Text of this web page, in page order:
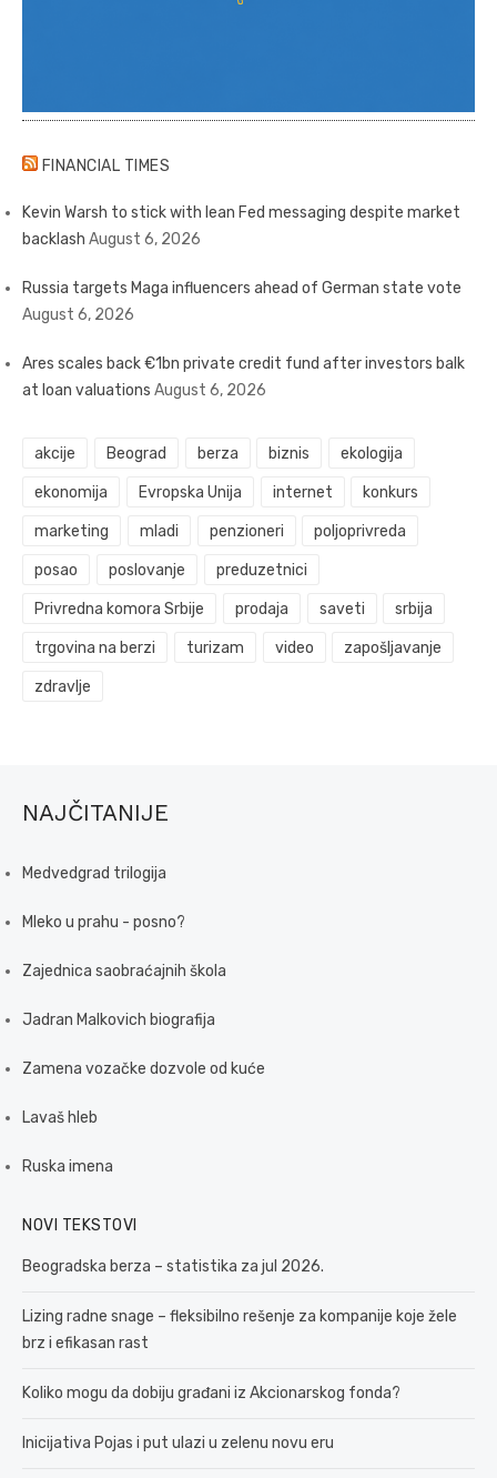
FINANCIAL TIMES
Kevin Warsh to stick with lean Fed messaging despite market
backlash August 6, 2026
Russia targets Maga influencers ahead of German state vote
August 6, 2026
Ares scales back €1bn private credit fund after investors balk
at loan valuations August 6, 2026
akcije Beograd berza biznis ekologija
ekonomija Evropska Unija internet konkurs
marketing mladi penzioneri poljoprivreda
posao poslovanje preduzetnici
Privredna komora Srbije prodaja saveti srbija
trgovina na berzi turizam video zapošljavanje
zdravlje
NAJČITANIJE
Medvedgrad trilogija
Mleko u prahu - posno?
Zajednica saobraćajnih škola
Jadran Malkovich biografija
Zamena vozačke dozvole od kuće
Lavaš hleb
Ruska imena
NOVI TEKSTOVI
Beogradska berza – statistika za jul 2026.
Lizing radne snage – fleksibilno rešenje za kompanije koje žele
brz i efikasan rast
Koliko mogu da dobiju građani iz Akcionarskog fonda?
Inicijativa Pojas i put ulazi u zelenu novu eru